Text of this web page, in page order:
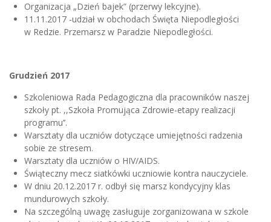
Organizacja „Dzień bajek” (przerwy lekcyjne).
11.11.2017 -udział w obchodach Święta Niepodległości
w Redzie. Przemarsz w Paradzie Niepodległości.
Grudzień 2017
Szkoleniowa Rada Pedagogiczna dla pracowników naszej
szkoły pt. ,,Szkoła Promująca Zdrowie-etapy realizacji
programu’’.
Warsztaty dla uczniów dotyczące umiejętności radzenia
sobie ze stresem.
Warsztaty dla uczniów o HIV/AIDS.
Świąteczny mecz siatkówki uczniowie kontra nauczyciele.
W dniu 20.12.2017 r. odbył się marsz kondycyjny klas
mundurowych szkoły.
Na szczególną uwagę zasługuje zorganizowana w szkole